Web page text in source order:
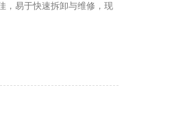
，易于快速拆卸与维修，现